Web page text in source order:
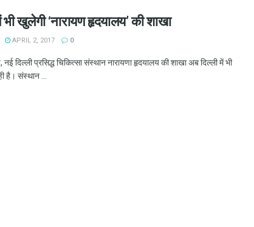
भी खुलेगी ‘नारायण हृदयालय’ की शाखा
APRIL 2, 2017 0
नई दिल्ली प्रसिद्ध चिकित्सा संस्थान नारायणा हृदयालय की शाखा अब दिल्ली में भी
है। संस्थान ...